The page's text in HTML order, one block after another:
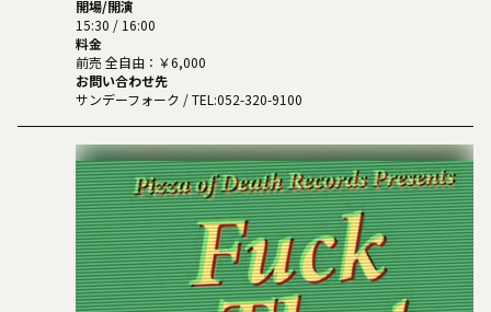
開場/開演
15:30 / 16:00
料金
前売 全自由：￥6,000
お問い合わせ先
サンデーフォーク / TEL:052-320-9100